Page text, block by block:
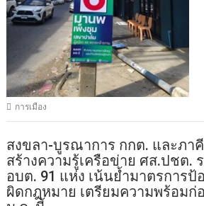
การเมือง
สงขลา-บูรณาการ กกต. และภาคี
สร้างความรู้เครือข่าย ศส.ปชต.
อบต. 91 แห่ง เน้นย้ำมาตรการป้
ผิดกฎหมาย เตรียมความพร้อมก่